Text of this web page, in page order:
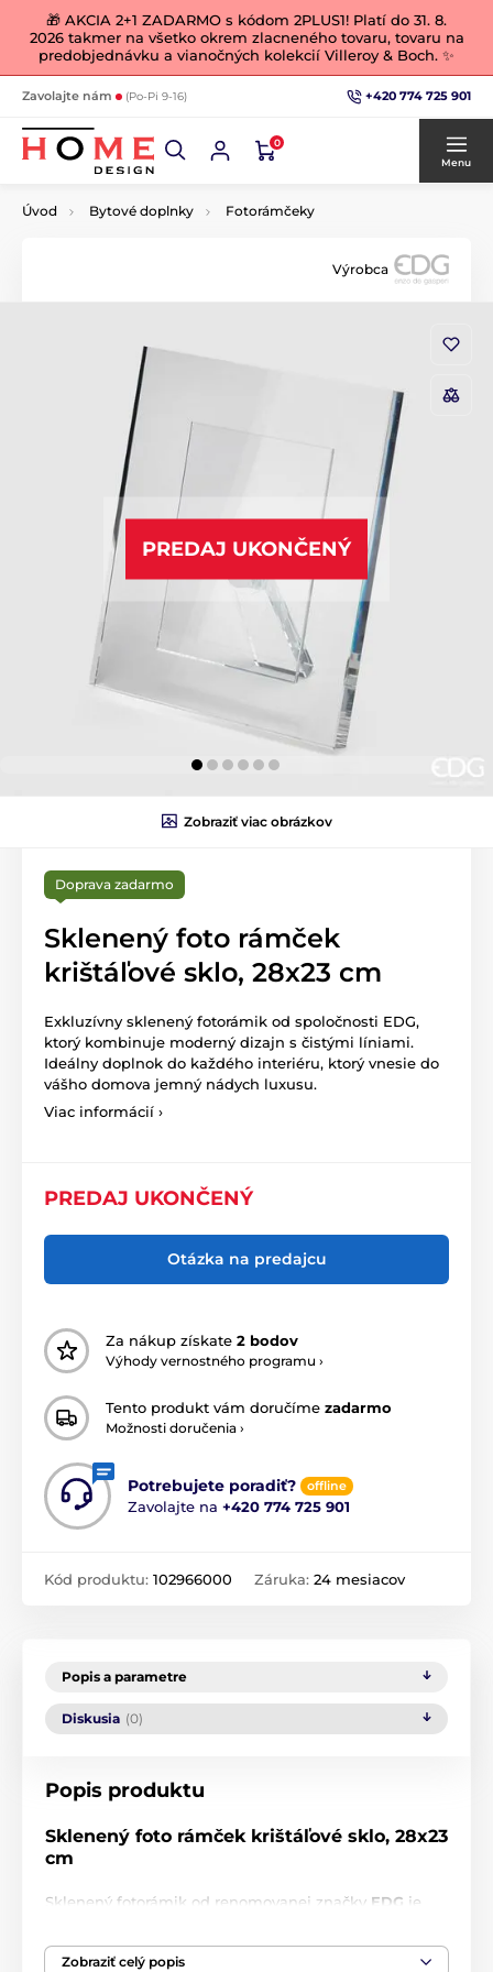
🎁 AKCIA 2+1 ZADARMO s kódom 2PLUS1! Platí do 31. 8.
2026 takmer na všetko okrem zlacneného tovaru, tovaru na
predobjednávku a vianočných kolekcií Villeroy & Boch. ✨
Zavolajte nám (Po-Pi 9-16) +420 774 725 901
0
Menu
Úvod Bytové doplnky Fotorámčeky
Výrobca
PREDAJ UKONČENÝ
Zobraziť viac obrázkov
Doprava zadarmo
Sklenený foto rámček
krištáľové sklo, 28x23 cm
Exkluzívny sklenený fotorámik od spoločnosti EDG,
ktorý kombinuje moderný dizajn s čistými líniami.
Ideálny doplnok do každého interiéru, ktorý vnesie do
vášho domova jemný nádych luxusu.
Viac informácií ›
PREDAJ UKONČENÝ
Otázka na predajcu
Za nákup získate 2 bodov
Výhody vernostného programu ›
Tento produkt vám doručíme zadarmo
Možnosti doručenia ›
Potrebujete poradiť? offline
Zavolajte na +420 774 725 901
Kód produktu: 102966000 Záruka: 24 mesiacov
Popis a parametre
Diskusia (0)
Popis produktu
Sklenený foto rámček krištáľové sklo, 28x23
cm
Sklenený fotorámik od renomovanej značky EDG je
sofistikovanosti. Vďaka štíhlemu dizajnu s čistými
líniami a priehľadnej konštrukcii sa ľahko hodí do
Zobraziť celý popis